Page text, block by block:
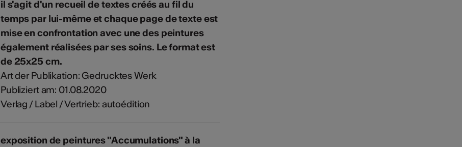
il s'agit d'un recueil de textes créés au fil du
temps par lui-même et chaque page de texte est
mise en confrontation avec une des peintures
également réalisées par ses soins. Le format est
de 25x25 cm.
Art der Publikation: Gedrucktes Werk
Publiziert am: 01.08.2020
Verlag / Label / Vertrieb: autoédition
exposition de peintures "Accumulations" à la